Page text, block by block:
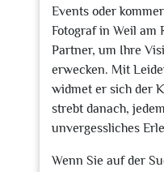
Events oder
Fotograf in Weil am
Partner, um Ihre
erwecken. Mit
widmet er sich der
strebt danach,
unvergessliches
Wenn Sie auf der